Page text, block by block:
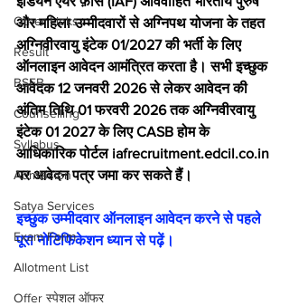
Other Links
Result
BSEB
Counselling
Syllabus
Admission
Satya Services
Exam Form
Allotment List
Offer स्पेशल ऑफर
और महिला उम्मीदवारों से अग्निपथ योजना के तहत
अग्निवीरवायु इंटेक 01/2027 की भर्ती के लिए
ऑनलाइन आवेदन आमंत्रित करता है। सभी इच्छुक
आवेदक 12 जनवरी 2026 से लेकर आवेदन की
अंतिम तिथि 01 फरवरी 2026 तक अग्निवीरवायु
इंटेक 01 2027 के लिए CASB होम के
आधिकारिक पोर्टल iafrecruitment.edcil.co.in
पर आवेदन पत्र जमा कर सकते हैं।
इच्छुक उम्मीदवार ऑनलाइन आवेदन करने से पहले
पूरा नोटिफिकेशन ध्यान से पढ़ें।